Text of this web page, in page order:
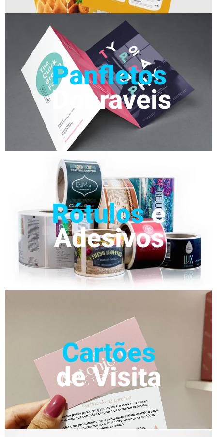
Panfletos
Dobraveis
Rótulose
Adesivos
Cartões
de Visita